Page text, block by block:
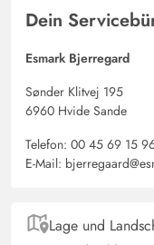
Dein
Esmark Bjerregard
Sønder Klitvej 195
6960 Hvide Sande
Telefon: 00 45 69 15
E-Mail:
Lage und